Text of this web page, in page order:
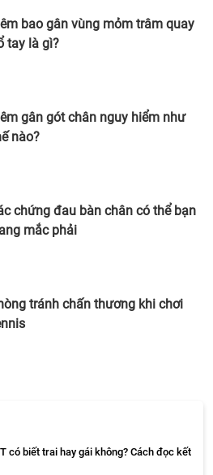
bao gân vùng mỏm trâm quay
tay là gì?
gân gót chân nguy hiểm như
nào?
chứng đau bàn chân có thể bạn
mắc phải
tránh chấn thương khi chơi
có biết trai hay gái không? Cách đọc kết